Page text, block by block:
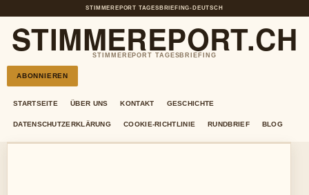
STIMMEREPORT TAGESBRIEFING• DEUTSCH
STIMMEREPORT.CH
STIMMEREPORT TAGESBRIEFING
ABONNIEREN
STARTSEITE ÜBER UNS KONTAKT GESCHICHTE
DATENSCHUTZERKLÄRUNG COOKIE-RICHTLINIE RUNDBRIEF BLOG